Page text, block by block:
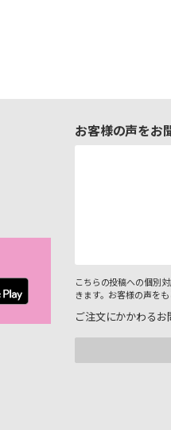
お客様の声をお
こちらの投稿への個別
きます。お客様の声を
ご注文にかかわるお